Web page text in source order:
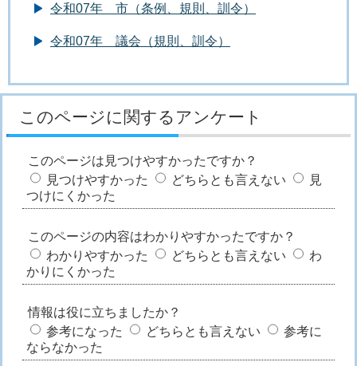
令和07年 市（条例、規則、訓令）
令和07年 議会（規則、訓令）
このページに関するアンケート
このページは見つけやすかったですか？
見つけやすかった
どちらとも言えない
見
つけにくかった
このページの内容はわかりやすかったですか？
わかりやすかった
どちらとも言えない
わ
かりにくかった
情報は役に立ちましたか？
参考になった
どちらとも言えない
参考に
ならなかった